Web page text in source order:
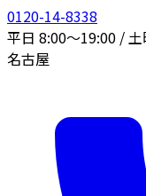
0120-14-8338
平日 8:00〜19:00 /
名古屋